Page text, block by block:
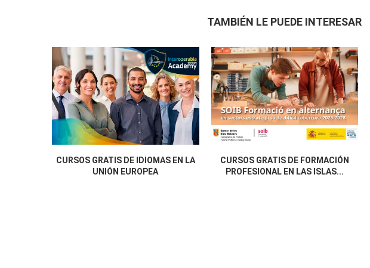
TAMBIÉN LE PUEDE INTERESAR
CURSOS GRATIS DE IDIOMAS EN LA
UNIÓN EUROPEA
CURSOS GRATIS DE FORMACIÓN
PROFESIONAL EN LAS ISLAS...